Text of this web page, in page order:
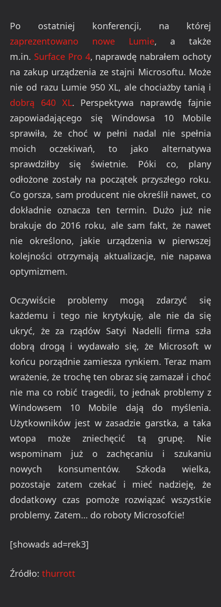
Po ostatniej konferencji, na której
zaprezentowano nowe Lumie, a także
m.in. Surface Pro 4, naprawdę nabrałem ochoty
na zakup urządzenia ze stajni Microsoftu. Może
nie od razu Lumie 950 XL, ale chociażby tanią i
dobrą 640 XL. Perspektywa naprawdę fajnie
zapowiadającego się Windowsa 10 Mobile
sprawiła, że choć w pełni nadal nie spełnia
moich oczekiwań, to jako alternatywa
sprawdziłby się świetnie. Póki co, plany
odłożone zostały na początek przyszłego roku.
Co gorsza, sam producent nie określił nawet, co
dokładnie oznacza ten termin. Dużo już nie
brakuje do 2016 roku, ale sam fakt, że nawet
nie określono, jakie urządzenia w pierwszej
kolejności otrzymają aktualizacje, nie napawa
optymizmem.
Oczywiście problemy mogą zdarzyć się
każdemu i tego nie krytykuję, ale nie da się
ukryć, że za rządów Satyi Nadelli firma szła
dobrą drogą i wydawało się, że Microsoft w
końcu porządnie zamiesza rynkiem. Teraz mam
wrażenie, że trochę ten obraz się zamazał i choć
nie ma co robić tragedii, to jednak problemy z
Windowsem 10 Mobile dają do myślenia.
Użytkowników jest w zasadzie garstka, a taka
wtopa może zniechęcić tą grupę. Nie
wspominam już o zachęcaniu i szukaniu
nowych konsumentów. Szkoda wielka,
pozostaje zatem czekać i mieć nadzieję, że
dodatkowy czas pomoże rozwiązać wszystkie
problemy. Zatem… do roboty Microsofcie!
[showads ad=rek3]
Źródło: thurrott